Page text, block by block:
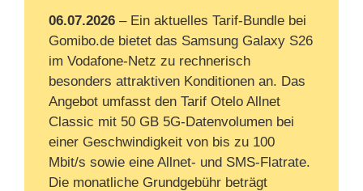
06.07.2026 – Ein aktuelles Tarif-Bundle bei
Gomibo.de bietet das Samsung Galaxy S26
im Vodafone-Netz zu rechnerisch
besonders attraktiven Konditionen an. Das
Angebot umfasst den Tarif Otelo Allnet
Classic mit 50 GB 5G-Datenvolumen bei
einer Geschwindigkeit von bis zu 100
Mbit/s sowie eine Allnet- und SMS-Flatrate.
Die monatliche Grundgebühr beträgt